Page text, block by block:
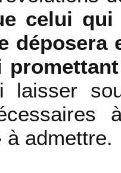
celui qui
déposera
laisser
à admettre.